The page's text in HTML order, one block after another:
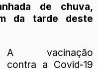
de chuva,
da tarde deste
A vacinação
contra a Covid-19